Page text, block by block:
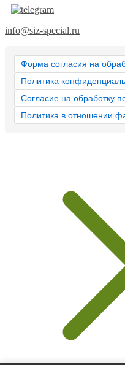
info@siz-special.ru
Форма согласия на
Политика
Согласие на обработку
Политика в отношении